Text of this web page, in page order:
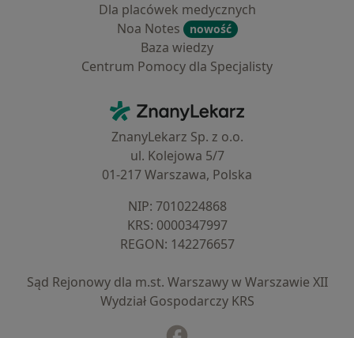
Dla placówek medycznych
Noa Notes
nowość
Baza wiedzy
Centrum Pomocy dla Specjalisty
ZnanyLekarz - Strona główna
ZnanyLekarz Sp. z o.o.
ul. Kolejowa 5/7
01-217 Warszawa, Polska
NIP: ⁠7010224868
KRS: ⁠0000347997
REGON: ⁠142276657
Sąd Rejonowy dla m.st. Warszawy w Warszawie XII
Wydział Gospodarczy KRS